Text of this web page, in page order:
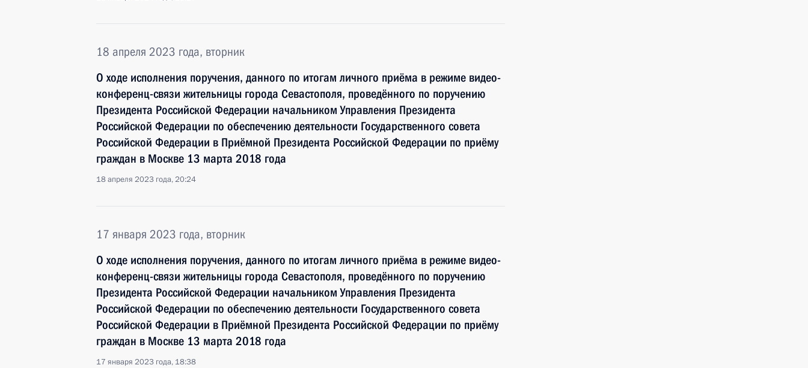
18 апреля 2023 года, вторник
О ходе исполнения поручения, данного по итогам личного приёма в режиме видео-
конференц-связи жительницы города Севастополя, проведённого по поручению
Президента Российской Федерации начальником Управления Президента
Российской Федерации по обеспечению деятельности Государственного совета
Российской Федерации в Приёмной Президента Российской Федерации по приёму
граждан в Москве 13 марта 2018 года
18 апреля 2023 года, 20:24
17 января 2023 года, вторник
О ходе исполнения поручения, данного по итогам личного приёма в режиме видео-
конференц-связи жительницы города Севастополя, проведённого по поручению
Президента Российской Федерации начальником Управления Президента
Российской Федерации по обеспечению деятельности Государственного совета
Российской Федерации в Приёмной Президента Российской Федерации по приёму
граждан в Москве 13 марта 2018 года
17 января 2023 года, 18:38